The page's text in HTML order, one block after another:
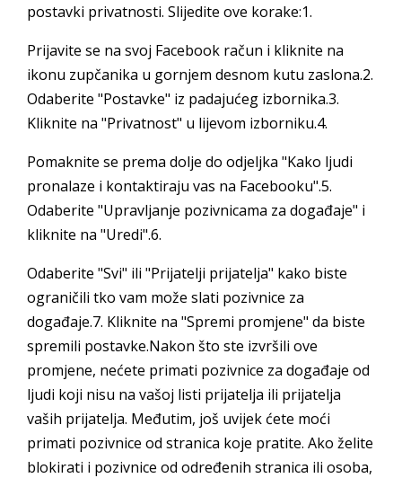
postavki privatnosti. Slijedite ove korake:1.
Prijavite se na svoj Facebook račun i kliknite na
ikonu zupčanika u gornjem desnom kutu zaslona.2.
Odaberite "Postavke" iz padajućeg izbornika.3.
Kliknite na "Privatnost" u lijevom izborniku.4.
Pomaknite se prema dolje do odjeljka "Kako ljudi
pronalaze i kontaktiraju vas na Facebooku".5.
Odaberite "Upravljanje pozivnicama za događaje" i
kliknite na "Uredi".6.
Odaberite "Svi" ili "Prijatelji prijatelja" kako biste
ograničili tko vam može slati pozivnice za
događaje.7. Kliknite na "Spremi promjene" da biste
spremili postavke.Nakon što ste izvršili ove
promjene, nećete primati pozivnice za događaje od
ljudi koji nisu na vašoj listi prijatelja ili prijatelja
vaših prijatelja. Međutim, još uvijek ćete moći
primati pozivnice od stranica koje pratite. Ako želite
blokirati i pozivnice od određenih stranica ili osoba,